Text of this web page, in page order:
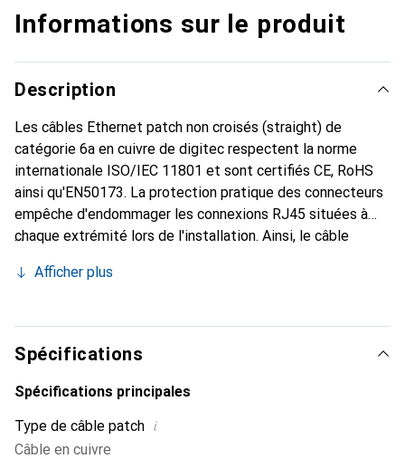
Informations sur le produit
Description
Les câbles Ethernet patch non croisés (straight) de
catégorie 6a en cuivre de digitec respectent la norme
internationale ISO/IEC 11801 et sont certifiés CE, RoHS
ainsi qu'EN50173. La protection pratique des connecteurs
empêche d'endommager les connexions RJ45 situées à
chaque extrémité lors de l'installation. Ainsi, le câble
routeurs, des serveurs et d'autres produits réseau, tant
Afficher plus
Spécifications
Spécifications principales
Type de câble patch i
Câble en cuivre